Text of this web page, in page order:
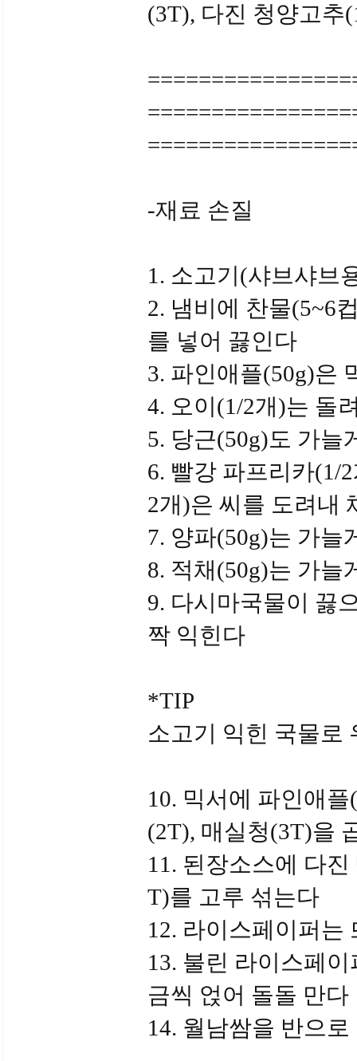
(3T), 다진 청양고추
-재료 손질
1. 소고기(샤브샤브
2. 냄비에 찬물(5~6
를 넣어 끓인다
3. 파인애플(50g)은
4. 오이(1/2개)는 돌
5. 당근(50g)도 가늘
6. 빨강 파프리카(1/
2개)은 씨를 도려내
7. 양파(50g)는 가늘
8. 적채(50g)는 가늘
9. 다시마국물이 끓
짝 익힌다
*TIP
소고기 익힌 국물로
10. 믹서에 파인애
(2T), 매실청(3T)을
11. 된장소스에 다
T)를 고루 섞는다
12. 라이스페이퍼는
13. 불린 라이스페
금씩 얹어 돌돌 만다
14. 월남쌈을 반으